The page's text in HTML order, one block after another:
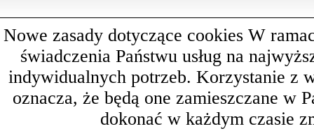
Nowe zasady dotyczące cookies W
świadczenia Państwu usług na
indywidualnych potrzeb. Korzystanie z
oznacza, że będą one zamieszczane w
dokonać w każdym czasie